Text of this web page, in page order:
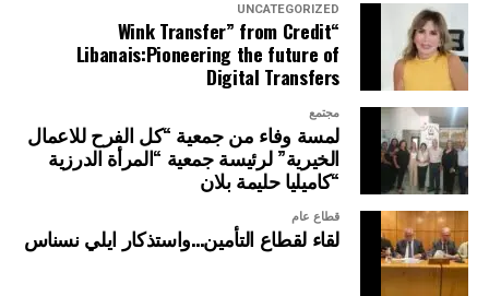
UNCATEGORIZED
“Wink Transfer” from Credit
Libanais:Pioneering the future of
Digital Transfers
مجتمع
لمسة وفاء من جمعية “كل الفرح للاعمال
الخيرية” لرئيسة جمعية “المرأة الدرزية
“كاميليا حليمة بلان
قطاع عام
لقاء لقطاع التأمين…واستذكار ايلي نسناس